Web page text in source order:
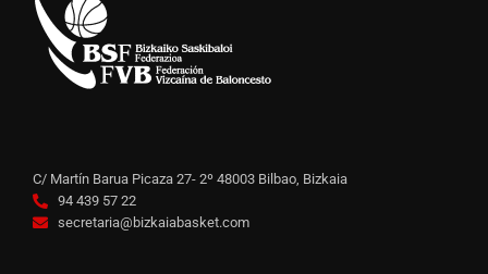
C/ Martín Barua Picaza 27- 2º 48003 Bilbao, Bizkaia
94 439 57 22
secretaria@bizkaiabasket.com